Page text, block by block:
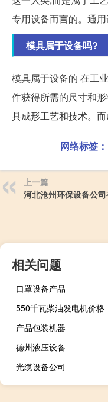
专用设备而言的。通用
模具属于设备吗?
模具属于设备的 在工
件获得所需的尺寸和
具成形工艺和技术。而
网络标签：
上一篇
河北沧州环保设备公
相关问题
口罩设备产品
550千瓦柴油发电机价格
产品包装机器
德州液压设备
光缆设备公司